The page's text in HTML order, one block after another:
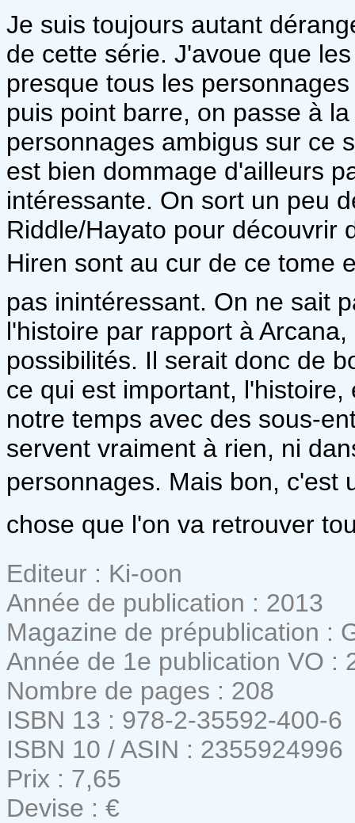
Je suis toujours autant
de cette série. J'avoue que
presque tous les
puis point barre, on passe à
personnages ambigus sur ce
est bien dommage d'ailleurs
intéressante. On sort un peu
Riddle/Hayato pour découvrir
Hiren sont au cur de ce
pas inintéressant. On ne sait
l'histoire par rapport à
possibilités. Il serait donc de
ce qui est important,
notre temps avec des sous-
servent vraiment à rien, ni
personnages. Mais bon, c'est
chose que l'on va retrouver
Editeur : Ki-oon
Année de publication : 2013
Magazine de prépublication :
Année de 1e publication VO :
Nombre de pages : 208
ISBN 13 : 978-2-35592-400-6
ISBN 10 / ASIN : 2355924996
Prix : 7,65
Devise : €